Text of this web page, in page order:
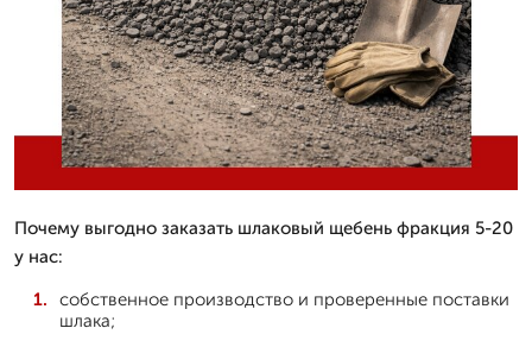
Почему выгодно заказать шлаковый щебень фракция 5-20
у нас:
собственное производство и проверенные поставки
шлака;